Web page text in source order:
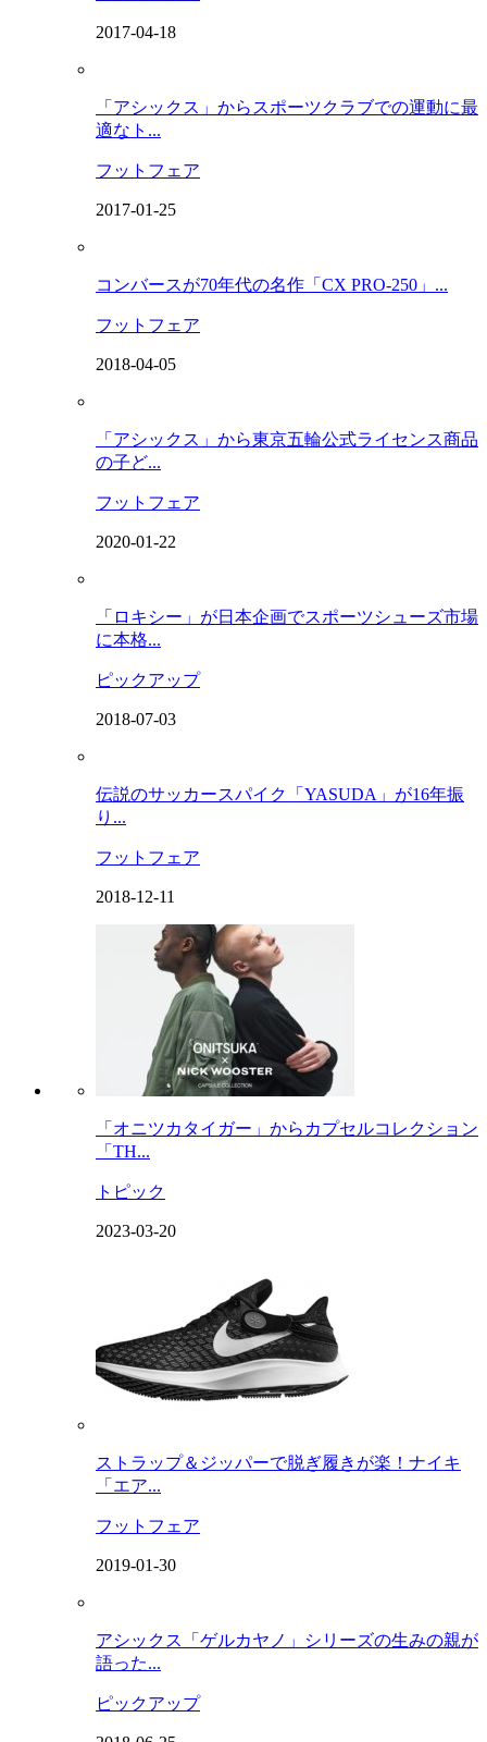
2017-04-18
「アシックス」からスポーツクラブでの運動に最
適なト...
フットフェア
2017-01-25
コンバースが70年代の名作「CX PRO-250」...
フットフェア
2018-04-05
「アシックス」から東京五輪公式ライセンス商品
の子ど...
フットフェア
2020-01-22
「ロキシー」が日本企画でスポーツシューズ市場
に本格...
ピックアップ
2018-07-03
伝説のサッカースパイク「YASUDA」が16年振
り...
フットフェア
2018-12-11
「オニツカタイガー」からカプセルコレクション
「TH...
トピック
2023-03-20
ストラップ＆ジッパーで脱ぎ履きが楽！ナイキ
「エア...
フットフェア
2019-01-30
アシックス「ゲルカヤノ」シリーズの生みの親が
語った...
ピックアップ